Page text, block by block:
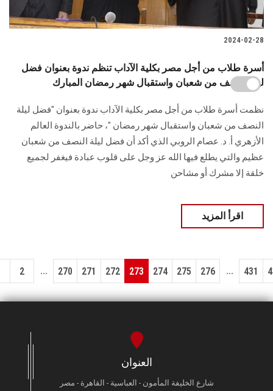
2024-02-28
أسرة طلاب من أجل مصر بكلية الآداب تنظم ندوة بعنوان فضل
ليلة النصف من شعبان واستقبال شهر رمضان المبارك
نظمت أسرة طلاب من أجل مصر بكلية الآداب ندوة بعنوان "فضل ليلة
النصف من شعبان ‏واستقبال شهر رمضان‎" ‎، حاضر بالندوة العالم
الأزهري أ. د. عصام الروبي الذي أكد أن فضل ليلة النصف من ‏شعبان
عظيم والتي يطلع فيها الله عز وجل على قلوب عبادة فيغفر لجميع
خلقة إلا مشرك أو ‏مشاحن
اقرأ المزيد
2 ... 270 271 272 273 274 275 276 ... 431
العنوان
شارع الخليفة المأمون - العباسية - القاهرة - مصر